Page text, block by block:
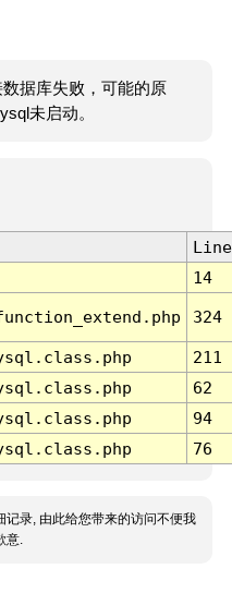
据库失败，可能的原
未启动。
Line
14
324
211
62
94
76
记录, 由此给您带来的访问不便我
意.